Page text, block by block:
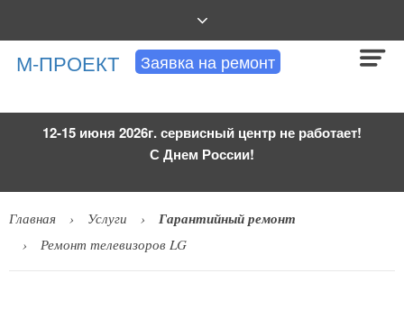
Заявка на ремонт
М-ПРОЕКТ
АВТОРИЗОВАННАЯ
СЕРВИСНАЯ
12-15 июня 2026г. сервисный центр не работает!
С Днем России!
Главная Услуги Гарантийный ремонт
Ремонт телевизоров LG